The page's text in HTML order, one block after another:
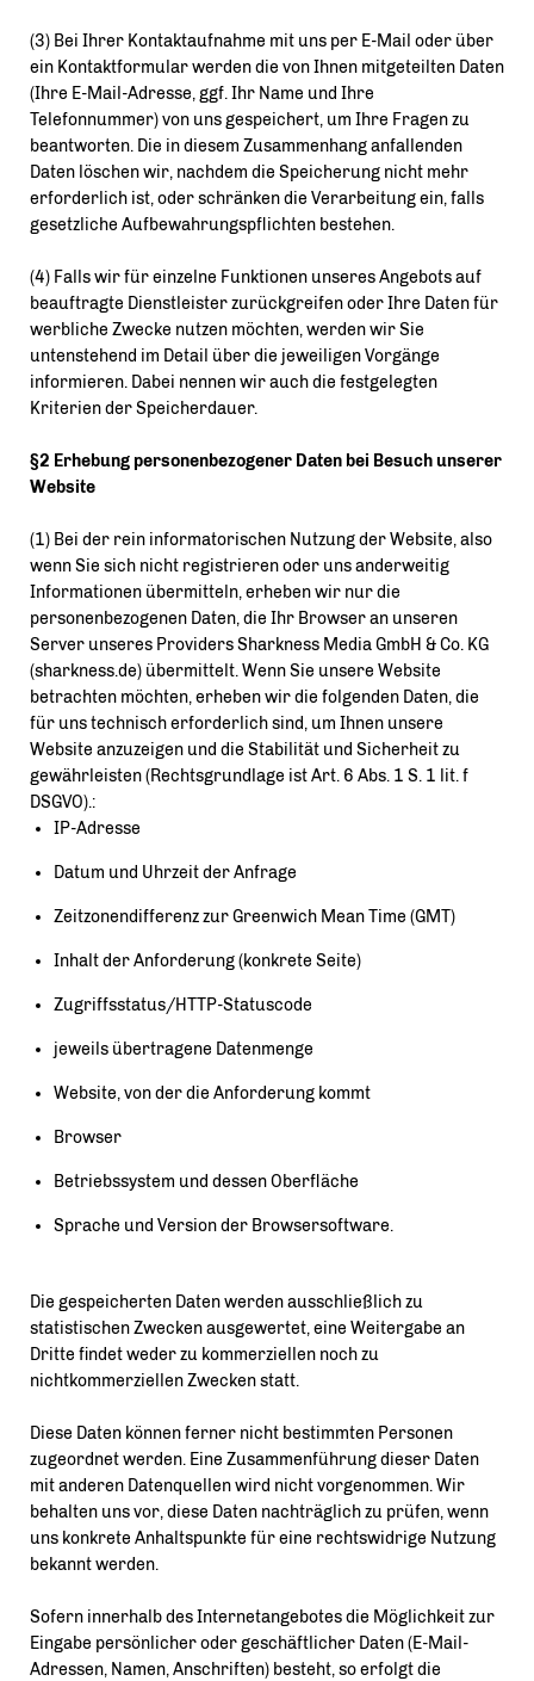
(3) Bei Ihrer Kontaktaufnahme mit uns per E-Mail oder über
ein Kontaktformular werden die von Ihnen mitgeteilten Daten
(Ihre E-Mail-Adresse, ggf. Ihr Name und Ihre
Telefonnummer) von uns gespeichert, um Ihre Fragen zu
beantworten. Die in diesem Zusammenhang anfallenden
Daten löschen wir, nachdem die Speicherung nicht mehr
erforderlich ist, oder schränken die Verarbeitung ein, falls
gesetzliche Aufbewahrungspflichten bestehen.
(4) Falls wir für einzelne Funktionen unseres Angebots auf
beauftragte Dienstleister zurückgreifen oder Ihre Daten für
werbliche Zwecke nutzen möchten, werden wir Sie
untenstehend im Detail über die jeweiligen Vorgänge
informieren. Dabei nennen wir auch die festgelegten
Kriterien der Speicherdauer.
§2 Erhebung personenbezogener Daten bei Besuch unserer
Website
(1) Bei der rein informatorischen Nutzung der Website, also
wenn Sie sich nicht registrieren oder uns anderweitig
Informationen übermitteln, erheben wir nur die
personenbezogenen Daten, die Ihr Browser an unseren
Server unseres Providers Sharkness Media GmbH & Co. KG
(sharkness.de) übermittelt. Wenn Sie unsere Website
betrachten möchten, erheben wir die folgenden Daten, die
für uns technisch erforderlich sind, um Ihnen unsere
Website anzuzeigen und die Stabilität und Sicherheit zu
gewährleisten (Rechtsgrundlage ist Art. 6 Abs. 1 S. 1 lit. f
DSGVO).:
IP-Adresse
Datum und Uhrzeit der Anfrage
Zeitzonendifferenz zur Greenwich Mean Time (GMT)
Inhalt der Anforderung (konkrete Seite)
Zugriffsstatus/HTTP-Statuscode
jeweils übertragene Datenmenge
Website, von der die Anforderung kommt
Browser
Betriebssystem und dessen Oberfläche
Sprache und Version der Browsersoftware.
Die gespeicherten Daten werden ausschließlich zu
statistischen Zwecken ausgewertet, eine Weitergabe an
Dritte findet weder zu kommerziellen noch zu
nichtkommerziellen Zwecken statt.
Diese Daten können ferner nicht bestimmten Personen
zugeordnet werden. Eine Zusammenführung dieser Daten
mit anderen Datenquellen wird nicht vorgenommen. Wir
behalten uns vor, diese Daten nachträglich zu prüfen, wenn
uns konkrete Anhaltspunkte für eine rechtswidrige Nutzung
bekannt werden.
Sofern innerhalb des Internetangebotes die Möglichkeit zur
Eingabe persönlicher oder geschäftlicher Daten (E-Mail-
Adressen, Namen, Anschriften) besteht, so erfolgt die